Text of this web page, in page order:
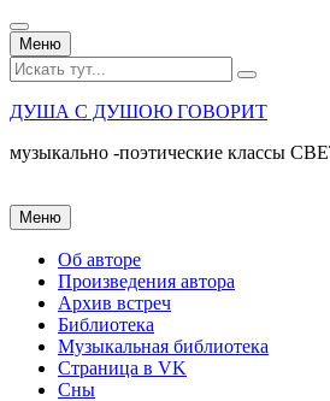
Меню Перейти
к
содержанию
Искать:
ДУША С ДУШОЮ ГОВОРИТ
музыкально -поэтические
Меню Перейти
к
содержанию
Об авторе
Произведения автора
Архив встреч
Библиотека
Музыкальная библиотека
Страница в VK
Сны